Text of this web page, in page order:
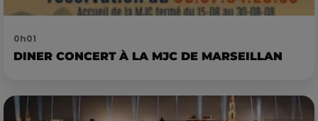
0h01
DINER CONCERT À LA MJC DE MARSEILLAN